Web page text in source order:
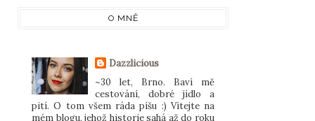
O MNĚ
Dazzlicious
~30 let, Brno. Baví mě
cestování, dobré jídlo a
pití. O tom všem ráda píšu :) Vítejte na
mém blogu, jehož historie sahá až do roku